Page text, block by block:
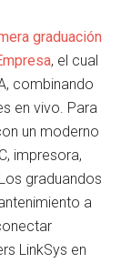
graduación
, el cual
combinando
en vivo. Para
un moderno
impresora,
graduandos
a
LinkSys en